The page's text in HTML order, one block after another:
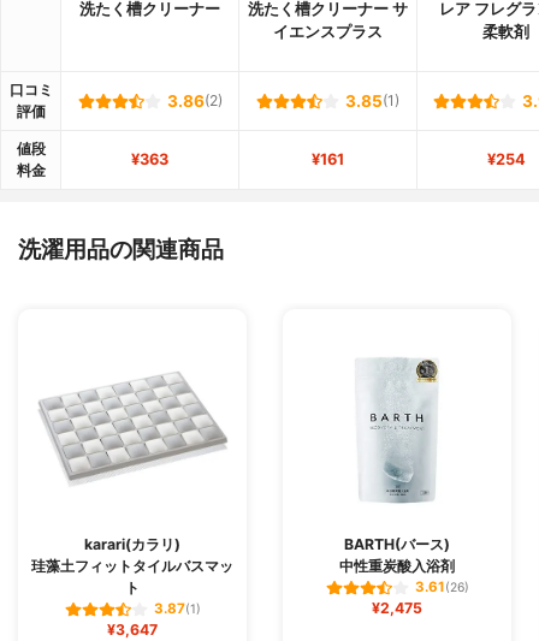
洗たく槽クリーナー
洗たく槽クリーナー サ
イエンスプラス
レア フレグ
柔軟剤
口コミ
評価
3.86(2) 3.85(1)
値段
料金
¥363 ¥161 ¥254
洗濯用品の関連商品
karari(カラリ)
珪藻土フィットタイルバスマッ
ト
3.87(1)
¥3,647
BARTH(バース)
中性重炭酸入浴剤
3.61(26)
¥2,475